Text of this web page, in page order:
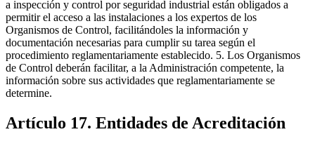
a inspección y control por seguridad industrial están obligados a
permitir el acceso a las instalaciones a los expertos de los
Organismos de Control, facilitándoles la información y
documentación necesarias para cumplir su tarea según el
procedimiento reglamentariamente establecido. 5. Los Organismos
de Control deberán facilitar, a la Administración competente, la
información sobre sus actividades que reglamentariamente se
determine.
Artículo 17. Entidades de Acreditación